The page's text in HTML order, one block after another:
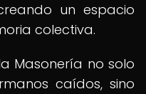
un espacio
colectiva.
Masonería no solo
caídos, sino